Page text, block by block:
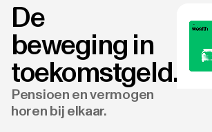
De
beweging in
toekomstgeld.
Pensioen en vermogen
horen bij elkaar.